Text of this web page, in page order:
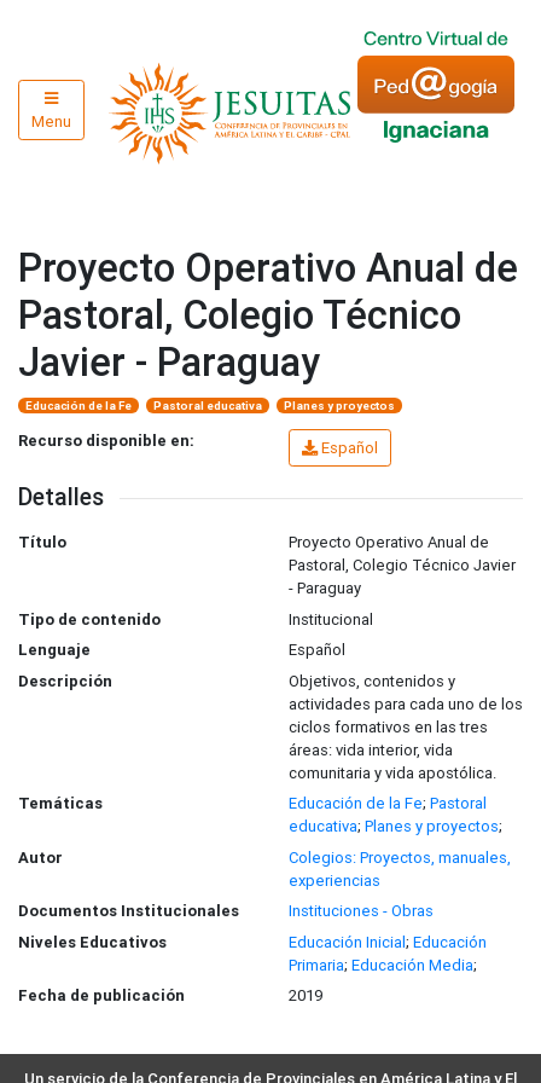
Menu
Proyecto Operativo Anual de
Pastoral, Colegio Técnico
Javier - Paraguay
Educación de la Fe Pastoral educativa Planes y proyectos
Recurso disponible en: Español
Detalles
Título
Proyecto Operativo Anual de
Pastoral, Colegio Técnico Javier
- Paraguay
Tipo de contenido
Institucional
Lenguaje
Español
Descripción
Objetivos, contenidos y
actividades para cada uno de los
ciclos formativos en las tres
áreas: vida interior, vida
comunitaria y vida apostólica.
Temáticas
Educación de la Fe; Pastoral
educativa; Planes y proyectos;
Autor
Colegios: Proyectos, manuales,
experiencias
Documentos Institucionales
Instituciones - Obras
Niveles Educativos
Educación Inicial; Educación
Primaria; Educación Media;
Fecha de publicación
2019